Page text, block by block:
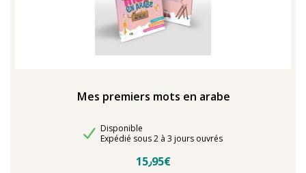
Mes premiers mots en arabe
Disponibilité
Disponible
Délais de livraison
Expédié sous 2 à 3 jours ouvrés
15٫95€